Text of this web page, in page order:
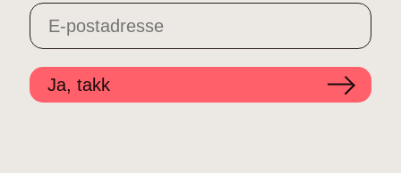
Ja, takk